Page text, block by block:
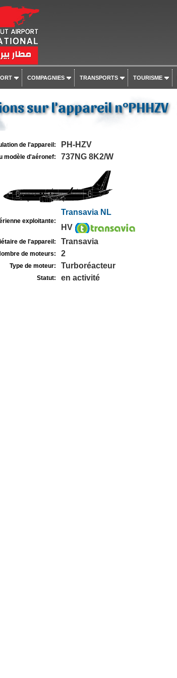
COMPAGNIES TRANSPORTS TOURISME
sur l'appareil n°PHHZV
de l'appareil: PH-HZV
modèle d'aéronef: 737NG 8K2/W
exploitante:
Transavia NL
HV
de l'appareil: Transavia
de moteurs: 2
Type de moteur: Turboréacteur
Statut: en activité